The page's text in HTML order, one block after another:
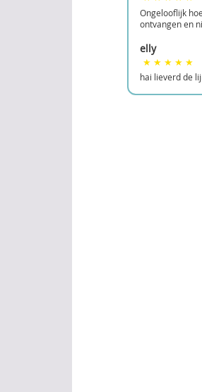
Ongelooflijk
ontvangen en
elly
hai lieverd de